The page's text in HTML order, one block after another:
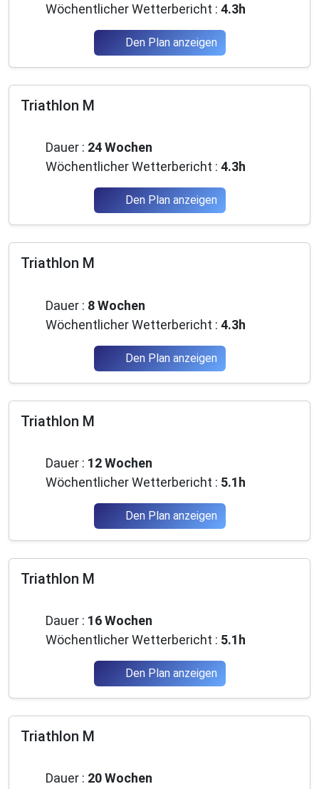
Wöchentlicher Wetterbericht : 4.3h
Den Plan anzeigen
Triathlon M
Dauer : 24 Wochen
Wöchentlicher Wetterbericht : 4.3h
Den Plan anzeigen
Triathlon M
Dauer : 8 Wochen
Wöchentlicher Wetterbericht : 4.3h
Den Plan anzeigen
Triathlon M
Dauer : 12 Wochen
Wöchentlicher Wetterbericht : 5.1h
Den Plan anzeigen
Triathlon M
Dauer : 16 Wochen
Wöchentlicher Wetterbericht : 5.1h
Den Plan anzeigen
Triathlon M
Dauer : 20 Wochen